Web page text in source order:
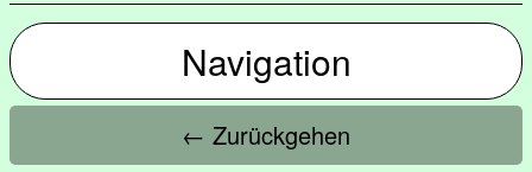
Navigation
← Zurückgehen